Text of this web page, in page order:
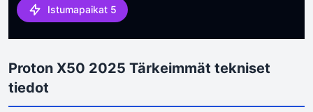
Istumapaikat 5
Proton X50 2025 Tärkeimmät tekniset
tiedot